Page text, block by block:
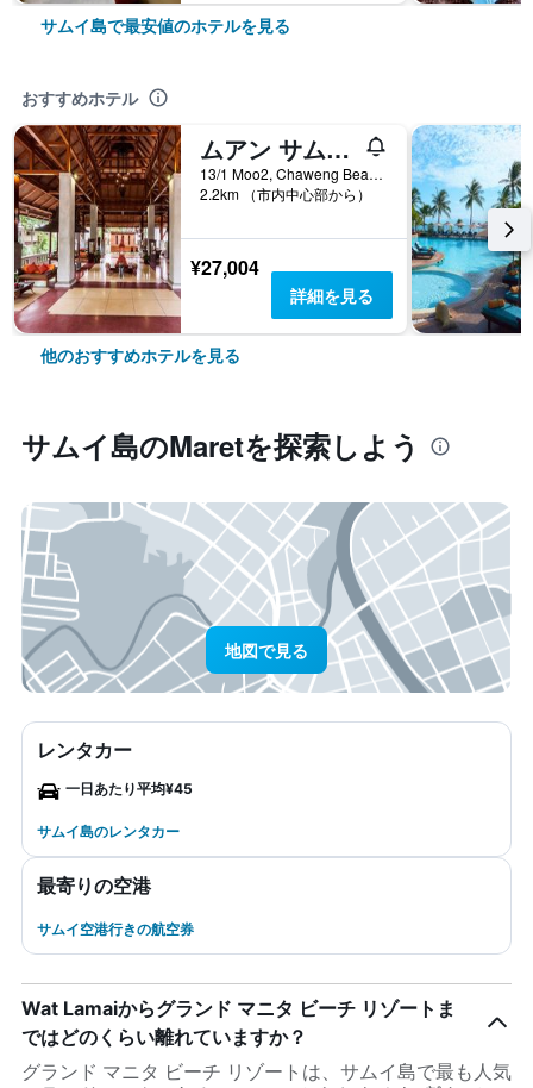
サムイ島で最安値のホテルを見る
おすすめホテル
ムアン サムイ スパ リゾート
13/1 Moo2, Chaweng Beach, Bophut, サムイ島, タイ
2.2km （市内中心部から）
¥27,004
詳細を見る
他のおすすめホテルを見る
サムイ島​のMaret​を探索しよう
地図で見る
レンタカー
一日あたり平均¥45
サムイ島のレンタカー
最寄りの空港
サムイ空港行きの航空券
Wat Lamaiからグランド マニタ ビーチ リゾートま
ではどのくらい離れていますか？
グランド マニタ ビーチ リゾートは、サムイ島で最も人気